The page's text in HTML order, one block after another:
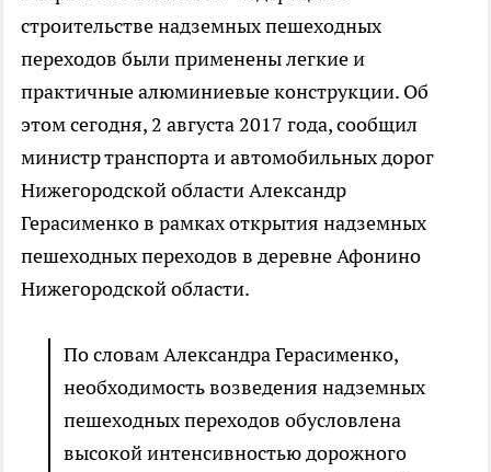
строительстве надземных пешеходных
переходов были применены легкие и
практичные алюминиевые конструкции. Об
этом сегодня, 2 августа 2017 года, сообщил
министр транспорта и автомобильных дорог
Нижегородской области Александр
Герасименко в рамках открытия надземных
пешеходных переходов в деревне Афонино
Нижегородской области.
По словам Александра Герасименко,
необходимость возведения надземных
пешеходных переходов обусловлена
высокой интенсивностью дорожного